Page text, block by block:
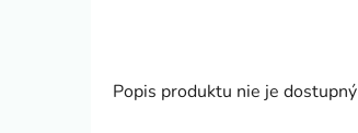
Popis produktu nie je dostupný